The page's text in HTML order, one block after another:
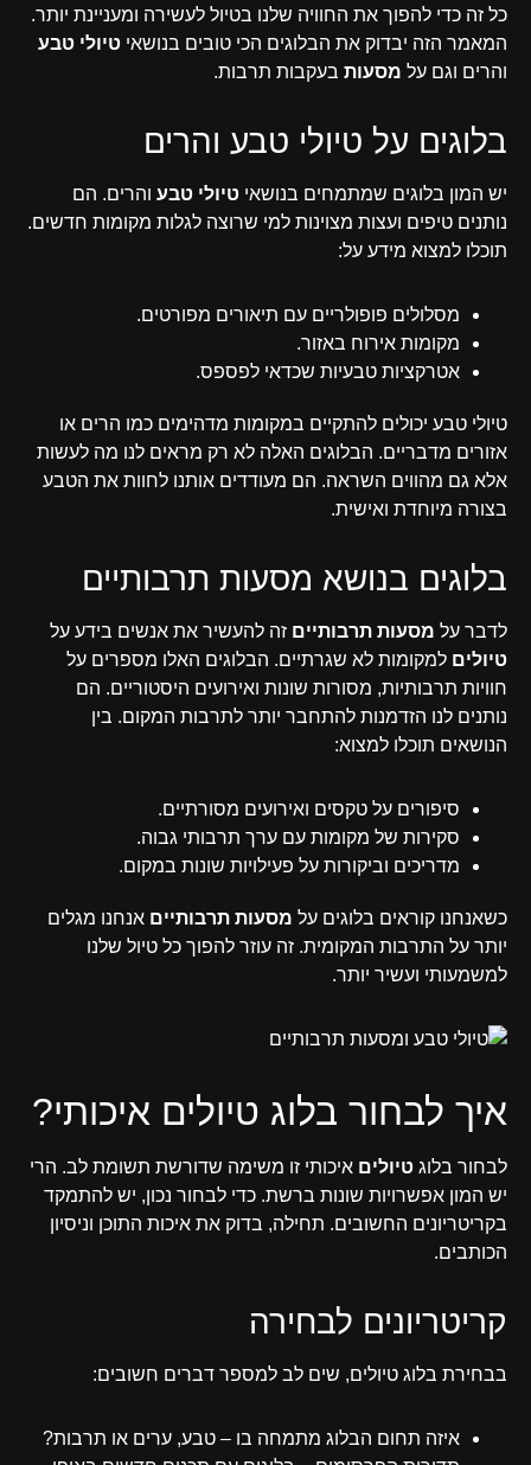
כל זה כדי להפוך את החוויה שלנו בטיול לעשירה ומעניינת יותר.
המאמר הזה יבדוק את הבלוגים הכי טובים בנושאי טיולי טבע
והרים וגם על מסעות בעקבות תרבות.
בלוגים על טיולי טבע והרים
יש המון בלוגים שמתמחים בנושאי טיולי טבע והרים. הם
נותנים טיפים ועצות מצוינות למי שרוצה לגלות מקומות חדשים.
תוכלו למצוא מידע על:
מסלולים פופולריים עם תיאורים מפורטים.
מקומות אירוח באזור.
אטרקציות טבעיות שכדאי לפספס.
טיולי טבע יכולים להתקיים במקומות מדהימים כמו הרים או
אזורים מדבריים. הבלוגים האלה לא רק מראים לנו מה לעשות
אלא גם מהווים השראה. הם מעודדים אותנו לחוות את הטבע
בצורה מיוחדת ואישית.
בלוגים בנושא מסעות תרבותיים
לדבר על מסעות תרבותיים זה להעשיר את אנשים בידע על
טיולים למקומות לא שגרתיים. הבלוגים האלו מספרים על
חוויות תרבותיות, מסורות שונות ואירועים היסטוריים. הם
נותנים לנו הזדמנות להתחבר יותר לתרבות המקום. בין
הנושאים תוכלו למצוא:
סיפורים על טקסים ואירועים מסורתיים.
סקירות של מקומות עם ערך תרבותי גבוה.
מדריכים וביקורות על פעילויות שונות במקום.
כשאנחנו קוראים בלוגים על מסעות תרבותיים אנחנו מגלים
יותר על התרבות המקומית. זה עוזר להפוך כל טיול שלנו
למשמעותי ועשיר יותר.
איך לבחור בלוג טיולים איכותי?
לבחור בלוג טיולים איכותי זו משימה שדורשת תשומת לב. הרי
יש המון אפשרויות שונות ברשת. כדי לבחור נכון, יש להתמקד
בקריטריונים החשובים. תחילה, בדוק את איכות התוכן וניסיון
הכותבים.
קריטריונים לבחירה
בבחירת בלוג טיולים, שים לב למספר דברים חשובים:
איזה תחום הבלוג מתמחה בו – טבע, ערים או תרבות?